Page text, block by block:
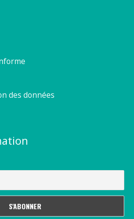
des données